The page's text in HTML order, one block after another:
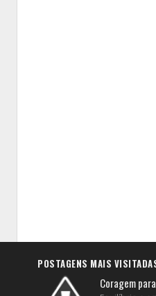
POSTAGENS MAIS
Coragem